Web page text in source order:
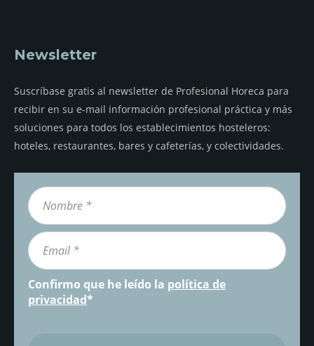
Newsletter
Suscríbase gratis al newsletter de Profesional Horeca para
recibir en su e-mail información profesional práctica y más
soluciones para todos los establecimientos hosteleros:
hoteles, restaurantes, bares y cafeterías, y colectividades.
Confirmo que he leído la política de
privacidad*